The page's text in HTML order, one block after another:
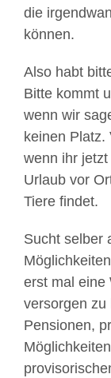
die
können.
Also habt
Bitte kommt
wenn wir
keinen Platz.
wenn ihr
Urlaub vor
Tiere findet.
Sucht selber
erst mal eine
versorgen zu
Pensionen,